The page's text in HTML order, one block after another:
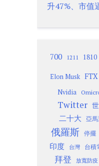
升47%、市值
700 1211 1810
Elon Musk FTX
Nvidia
Twitter
二十大 亞馬
俄羅斯 停擺
印度
台灣 台積
拜登 放寬防疫